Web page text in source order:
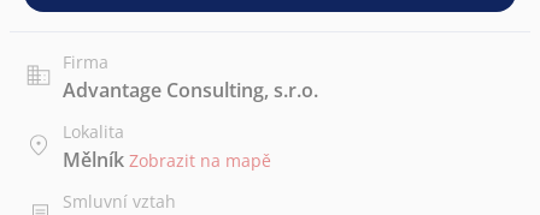
Firma
Advantage Consulting, s.r.o.
Lokalita
Mělník Zobrazit na mapě
Smluvní vztah